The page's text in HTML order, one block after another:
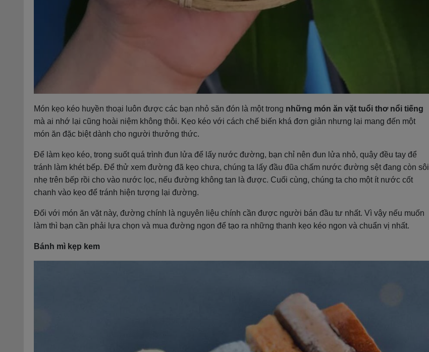
Món kẹo kéo huyền thoại luôn được các bạn nhỏ săn đón là một trong những món ăn vặt tuổi thơ nổi tiếng
mà ai nhớ lại cũng hoài niệm không thôi. Kẹo kéo với cách chế biến khá đơn giản nhưng lại mang đến một
món ăn đặc biệt dành cho người thưởng thức.
Để làm kẹo kéo, trong suốt quá trình đun lửa để lấy nước đường, bạn chỉ nên đun lửa nhỏ, quậy đều tay để
tránh làm khét bếp. Để thử xem đường đã kẹo chưa, chúng ta lấy đầu đũa chấm nước đường sệt đang còn sôi
nhẹ trên bếp rồi cho vào nước lọc, nếu đường không tan là được. Cuối cùng, chúng ta cho một ít nước cốt
chanh vào kẹo để tránh hiện tượng lại đường.
Đối với món ăn vặt này, đường chính là nguyên liệu chính cần được người bán đầu tư nhất. Vì vậy nếu muốn
làm thì bạn cần phải lựa chọn và mua đường ngon để tạo ra những thanh kẹo kéo ngon và chuẩn vị nhất.
Bánh mì kẹp kem